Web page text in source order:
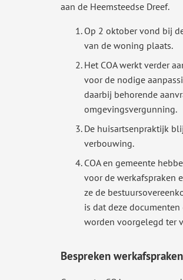
aan de Heemsteedse Dreef.
Op 2 oktober vond bij
van de woning plaats.
Het COA werkt verder
voor de nodige
daarbij behorende
omgevingsvergunning.
De huisartsenpraktijk
verbouwing.
COA en gemeente
voor de werkafspraken
ze de
is dat deze
worden voorgelegd ter
Bespreken